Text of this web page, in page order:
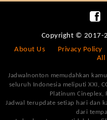
Copyright © 2017-
About Us
Privacy Policy
All
Jadwalnonton memudahkan
seluruh Indonesia meliputi XXI,
Platinum Cineplex,
Jadwal terupdate setiap hari dan
dari